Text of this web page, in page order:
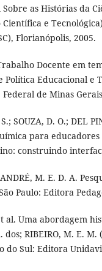
as Histórias da
Científica e
Florianópolis, 2005.
Docente em
Política Educacional e
de Minas
SOUZA, D. O.; DEL
para
construindo
M. E. D. A.
Paulo: Editora
al. Uma abordagem
dos; RIBEIRO, M. E.
do Sul: Editora